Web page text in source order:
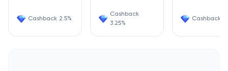
Cashback 2.5%
Cashback
3.25%
Cashback